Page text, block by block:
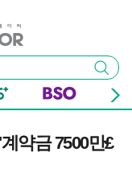
검색
약금 7500만£